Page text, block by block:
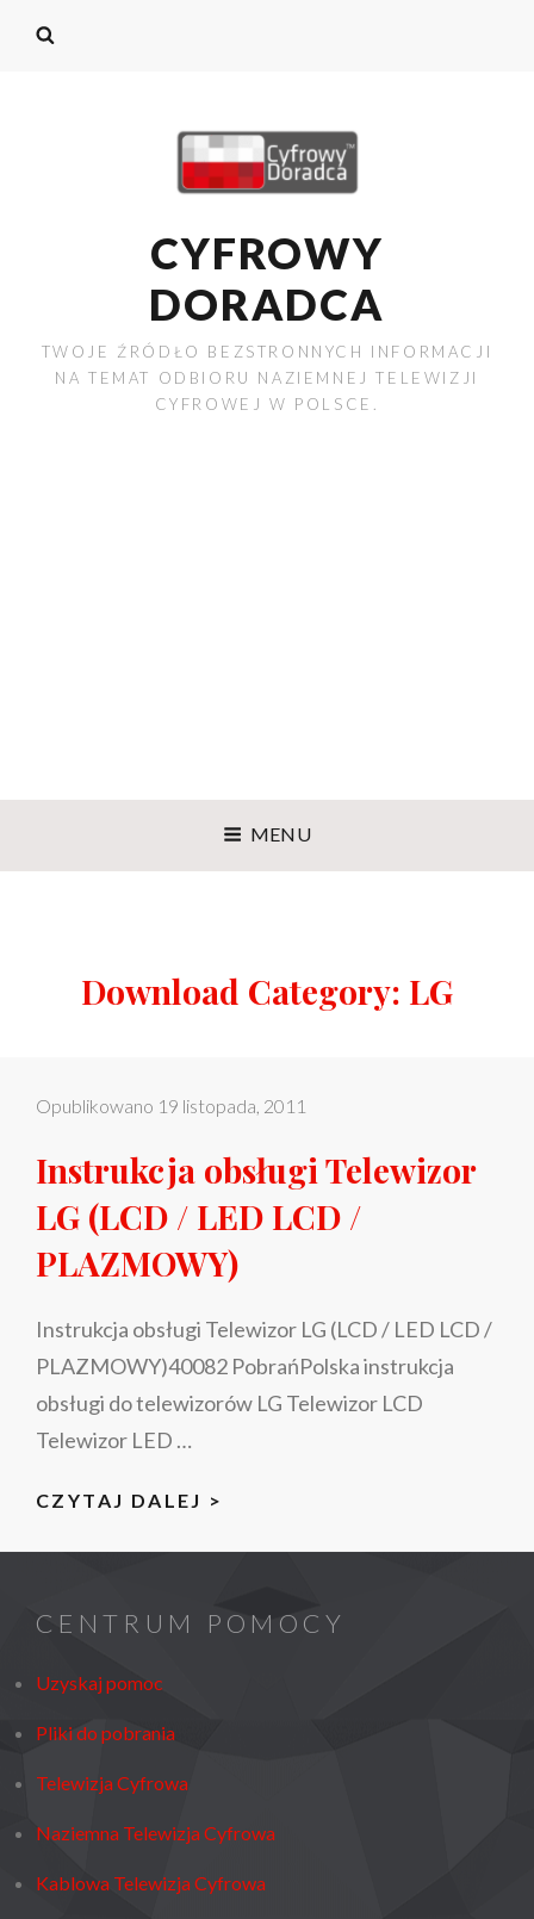
CYFROWY
DORADCA
TWOJE ŹRÓDŁO BEZSTRONNYCH INFORMACJI
NA TEMAT ODBIORU NAZIEMNEJ TELEWIZJI
CYFROWEJ W POLSCE.
MENU
Download Category: LG
Opublikowano 19 listopada, 2011
Instrukcja obsługi Telewizor
LG (LCD / LED LCD /
PLAZMOWY)
Instrukcja obsługi Telewizor LG (LCD / LED LCD /
PLAZMOWY)40082 PobrańPolska instrukcja
obsługi do telewizorów LG Telewizor LCD
Telewizor LED …
CZYTAJ DALEJ >
(LCD
CENTRUM POMOCY
Uzyskaj pomoc
Pliki do pobrania
Telewizja Cyfrowa
Naziemna Telewizja Cyfrowa
Kablowa Telewizja Cyfrowa